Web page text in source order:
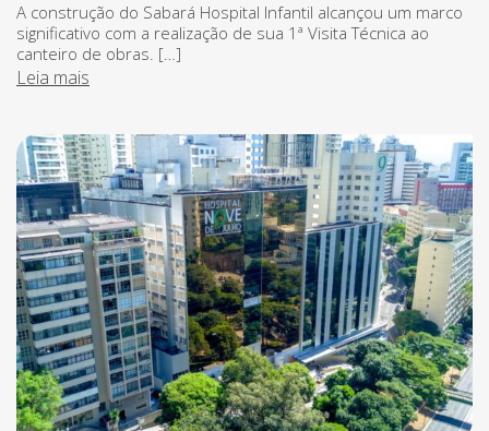
A construção do Sabará Hospital Infantil alcançou um marco
significativo com a realização de sua 1ª Visita Técnica ao
canteiro de obras. […]
Leia mais